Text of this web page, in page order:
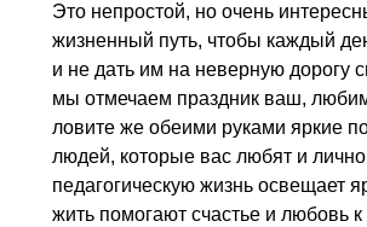
Это непростой, но очень
жизненный путь, чтобы каждый
и не дать им на неверную дорогу
мы отмечаем праздник ваш,
ловите же обеими руками яркие
людей, которые вас любят и
педагогическую жизнь освещает
жить помогают счастье и любовь